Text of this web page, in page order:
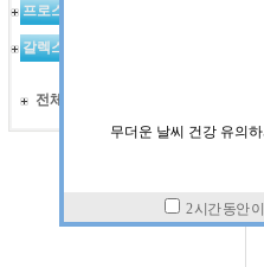
프로스펙스
갈렉스
전체상품 목록